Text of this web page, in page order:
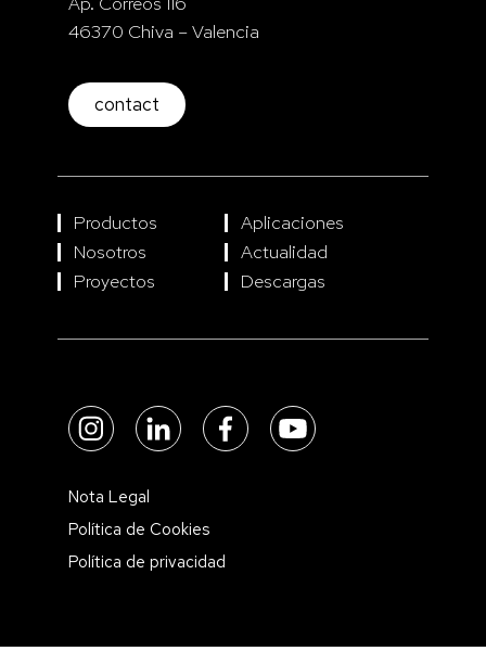
46370 Chiva – Valencia
contact
Productos
Aplicaciones
Nosotros
Actualidad
Proyectos
Descargas
Nota Legal
Política de Cookies
Política de privacidad